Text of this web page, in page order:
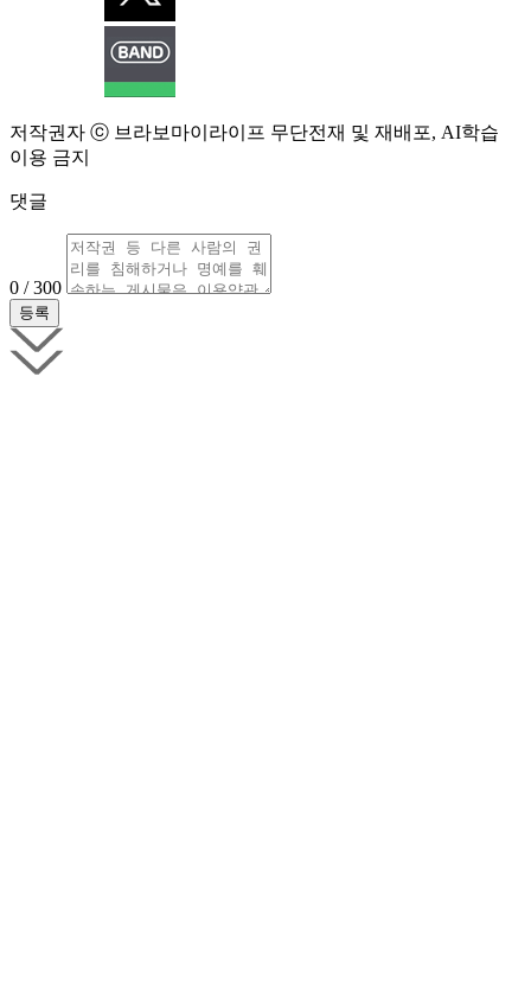
저작권자 ⓒ 브라보마이라이프 무단전재 및 재배포, AI학습
이용 금지
댓글
0 / 300